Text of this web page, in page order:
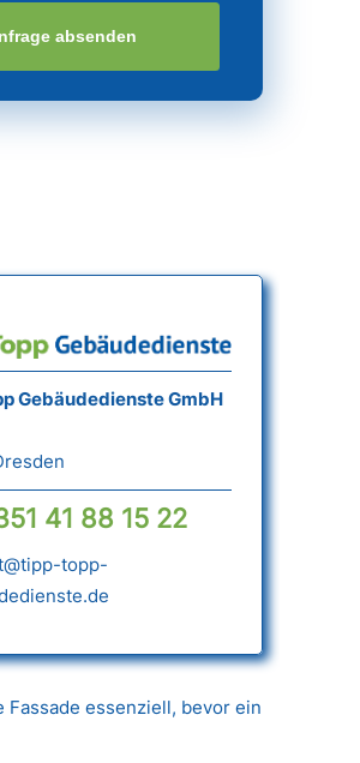
absenden
Gebäudedienste GmbH
41 88 15 22
topp-
essenziell, bevor ein